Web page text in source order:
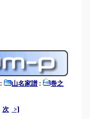
: 山名家譜 :
巻之
次 >]